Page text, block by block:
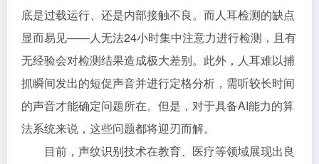
底是过载运行、还是内部接触不良。而人耳检测的缺点
显而易见——人无法24小时集中注意力进行检测，且有
无经验会对检测结果造成极大差别。此外，人耳难以捕
抓瞬间发出的短促声音并进行定格分析，需听较长时间
的声音才能确定问题所在。但是，对于具备AI能力的算
法系统来说，这些问题都将迎刃而解。
目前，声纹识别技术在教育、医疗等领域展现出良